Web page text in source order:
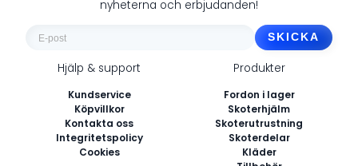
nyheterna och erbjudanden!
Hjälp & support
Kundservice
Köpvillkor
Kontakta oss
Integritetspolicy
Cookies
Produkter
Fordon i lager
Skoterhjälm
Skoterutrustning
Skoterdelar
Kläder